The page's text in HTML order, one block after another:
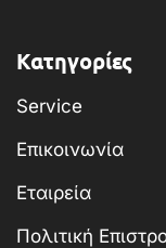
Κατηγορίες
Service
Επικοινωνία
Εταιρεία
Πολιτική